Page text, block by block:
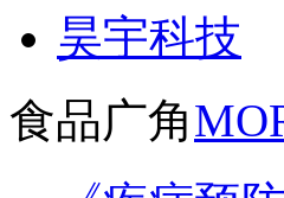
昊宇科技
食品广角